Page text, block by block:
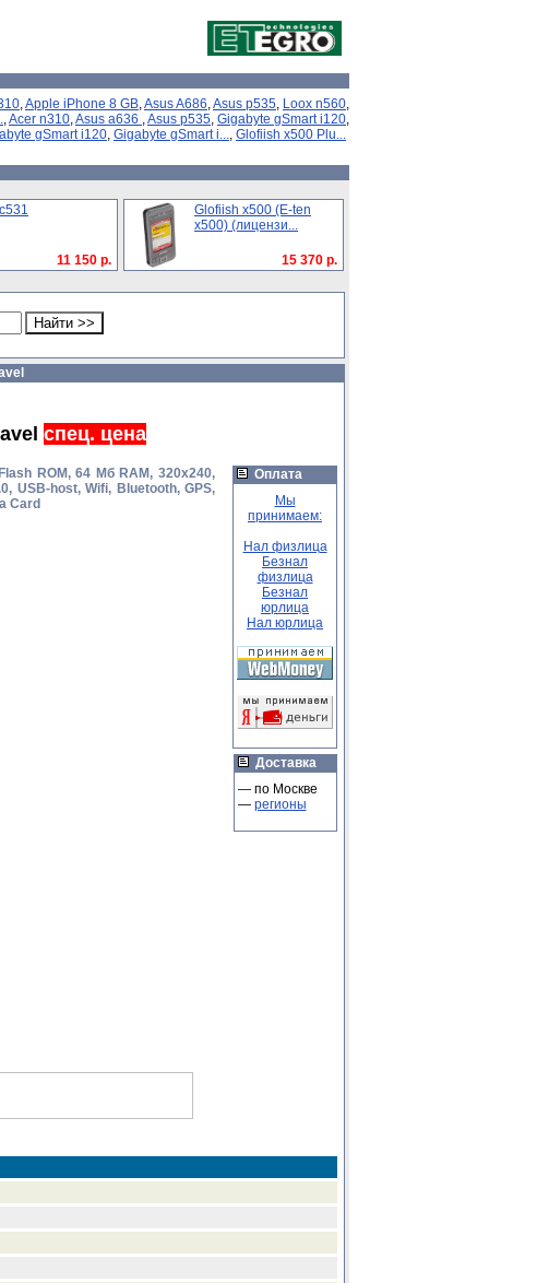
,Apple iPhone 8 GB,Asus A686,Asus p535, Loox n560,
,Acer n310,Asus a636 ,Asus p535, Gigabyte gSmart i120,
gSmart i120, Gigabyte gSmart i..., Glofiish x500 Plu...
11 150 р.
Glofiish x500 (E-ten
x500) (лицензи...
15 370 р.
спец. цена
ROM, 64 Мб RAM, 320x240,
USB-host, Wifi, Bluetooth, GPS,
Card
Оплата
Мы
принимаем:
Нал физлица
Безнал
физлица
Безнал
юрлица
Нал юрлица
Доставка
— по Москве
— регионы